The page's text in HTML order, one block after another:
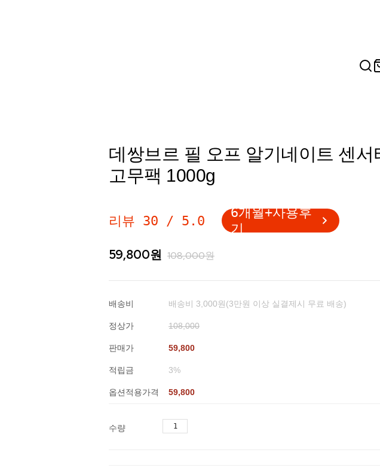
데쌍브르 필 오프 알기네이트 센서
고무팩 1000g
리뷰 30 / 5.0
6개월+사용후
기
59,800원 108,000원
배송비 배송비 3,000원(3만원 이상 실결제시 무료 배송)
정상가 108,000
판매가 59,800
적립금 3%
옵션적용가격 59,800
수량